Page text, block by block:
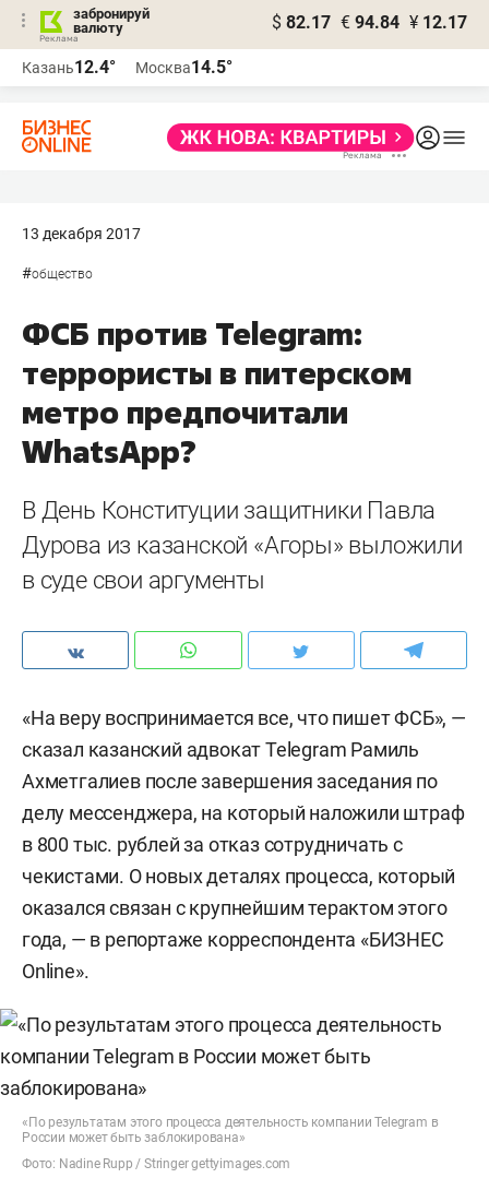
забронируй
валюту
$ 82.17 € 94.84 ¥ 12.17
Казань12.4° Москва14.5°
13 декабря 2017
#общество
ФСБ против Telegram:
террористы в питерском
метро предпочитали
WhatsАpp?
В День Конституции защитники Павла
Дурова из казанской «Агоры» выложили
в суде свои аргументы
«На веру воспринимается все, что пишет ФСБ», —
сказал казанский адвокат Telegram Рамиль
Ахметгалиев после завершения заседания по
делу мессенджера, на который наложили штраф
в 800 тыс. рублей за отказ сотрудничать с
чекистами. О новых деталях процесса, который
оказался связан с крупнейшим терактом этого
года, — в репортаже корреспондента «БИЗНЕС
Online».
«По результатам этого процесса деятельность компании Telegram в
России может быть заблокирована»
Фото: Nadine Rupp / Stringer gettyimages.com